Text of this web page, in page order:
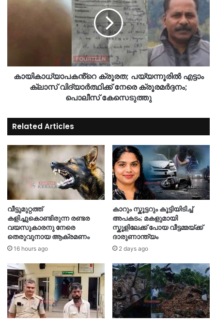
കായികാധ്യാപകൻ്റെ ക്രൂരത; പയ്യന്നൂരിൽ എട്ടാം
ക്ലാസ് വിദ്യാർത്ഥിക്ക് നേരെ ക്രൂരമർദ്ദനം;
പൊലീസ് കേസെടുത്തു
Related Articles
വീട്ടുമുറ്റത്ത്
കളിച്ചുകൊണ്ടിരുന്ന രണ്ടര
വയസുകാരനു നേരെ
തെരുവുനായ ആക്രമണം
16 hours ago
കാറും സ്കൂട്ടറും കൂട്ടിയിടിച്ച്
അപകടം; മകളുമായി
സ്കൂളിലേക്ക് പോയ വീട്ടമ്മയ്ക്ക്
ദാരുണാന്ത്യം
2 days ago